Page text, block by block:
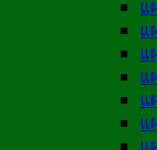
แ
แ
แ
แ
แ
แ
แ